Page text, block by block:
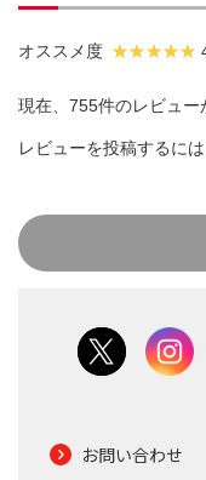
オススメ度
現在、755件のレビュー
レビューを投稿するには
お問い合わせ